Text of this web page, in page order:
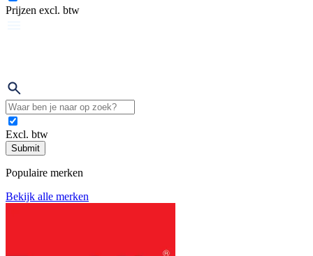
Prijzen excl. btw
Excl. btw
Submit
Populaire merken
Bekijk alle merken